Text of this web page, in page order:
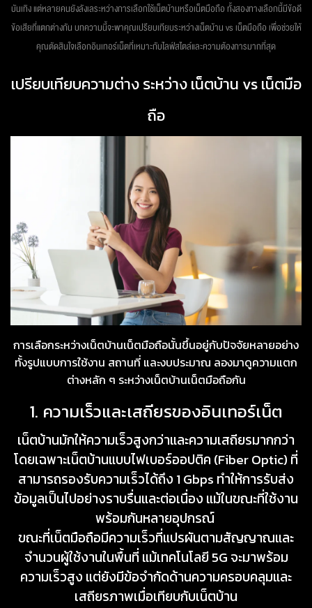
บันเทิง แต่หลายคนยังลังเลระหว่างการเลือกใช้เน็ตบ้านหรือเน็ตมือถือ ทั้งสองทางเลือกนี้มีข้อดี
ข้อเสียที่แตกต่างกัน บทความนี้จะพาคุณเปรียบเทียบระหว่างเน็ตบ้าน vs เน็ตมือถือ เพื่อช่วยให้
คุณตัดสินใจเลือกอินเทอร์เน็ตที่เหมาะกับไลฟ์สไตล์และความต้องการมากที่สุด
เปรียบเทียบความต่าง ระหว่าง เน็ตบ้าน vs เน็ตมือ
ถือ
การเลือกระหว่างเน็ตบ้านเน็ตมือถือนั้นขึ้นอยู่กับปัจจัยหลายอย่าง
ทั้งรูปแบบการใช้งาน สถานที่ และงบประมาณ ลองมาดูความแตก
ต่างหลัก ๆ ระหว่างเน็ตบ้านเน็ตมือถือกัน
1. ความเร็วและเสถียรของอินเทอร์เน็ต
เน็ตบ้านมักให้ความเร็วสูงกว่าและความเสถียรมากกว่า
โดยเฉพาะเน็ตบ้านแบบไฟเบอร์ออปติค (Fiber Optic) ที่
สามารถรองรับความเร็วได้ถึง 1 Gbps ทำให้การรับส่ง
ข้อมูลเป็นไปอย่างราบรื่นและต่อเนื่อง แม้ในขณะที่ใช้งาน
พร้อมกันหลายอุปกรณ์
ขณะที่เน็ตมือถือมีความเร็วที่แปรผันตามสัญญาณและ
จำนวนผู้ใช้งานในพื้นที่ แม้เทคโนโลยี 5G จะมาพร้อม
ความเร็วสูง แต่ยังมีข้อจำกัดด้านความครอบคลุมและ
เสถียรภาพเมื่อเทียบกับเน็ตบ้าน